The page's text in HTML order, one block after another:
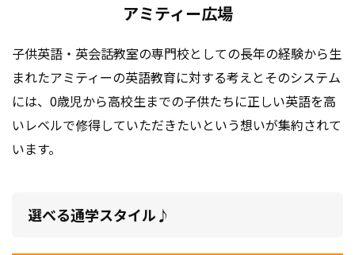
アミティー広場
子供英語・英会話教室の専門校としての長年の経験から生
まれたアミティーの英語教育に対する考えとそのシステム
には、 0歳児から高校生までの子供たちに正しい英語を高
いレベルで修得していただきたいという想いが集約されて
います。
選べる通学スタイル♪